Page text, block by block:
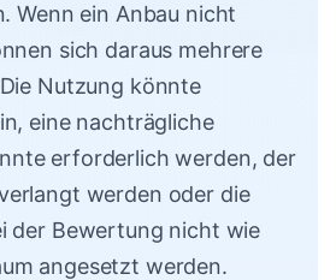
Wenn ein Anbau nicht
sich daraus mehrere
Nutzung könnte
eine nachträgliche
erforderlich werden, der
werden oder die
der Bewertung nicht wie
angesetzt werden.